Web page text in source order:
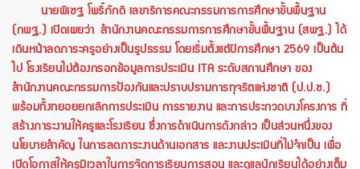
นายพิเชฐ โพธิ์ภักดี เลขาธิการคณะกรรมการการศึกษาขั้นพื้นฐาน
(กพฐ.) เปิดเผยว่า สำนักงานคณะกรรมการการศึกษาขั้นพื้นฐาน (สพฐ.) ได้
เดินหน้าลดภาระครูอย่างเป็นรูปธรรม โดยเริ่มตั้งแต่ปีการศึกษา 2569 เป็นต้น
ไป โรงเรียนไม่ต้องกรอกข้อมูลการประเมิน ITA ระดับสถานศึกษา ของ
สำนักงานคณะกรรมการป้องกันและปราบปรามการทุจริตแห่งชาติ (ป.ป.ช.)
พร้อมทั้งทยอยยกเลิกการประเมิน การรายงาน และการประกวดบางโครงการ ที่
สร้างภาระงานให้ครูและโรงเรียน ซึ่งการดำเนินการดังกล่าว เป็นส่วนหนึ่งของ
นโยบายสำคัญ ในการลดภาระงานด้านเอกสาร และงานประเมินที่ไม่จำเป็น เพื่อ
เปิดโอกาสให้ครูมีเวลาในการจัดการเรียนการสอน และดูแลนักเรียนได้อย่างเต็ม